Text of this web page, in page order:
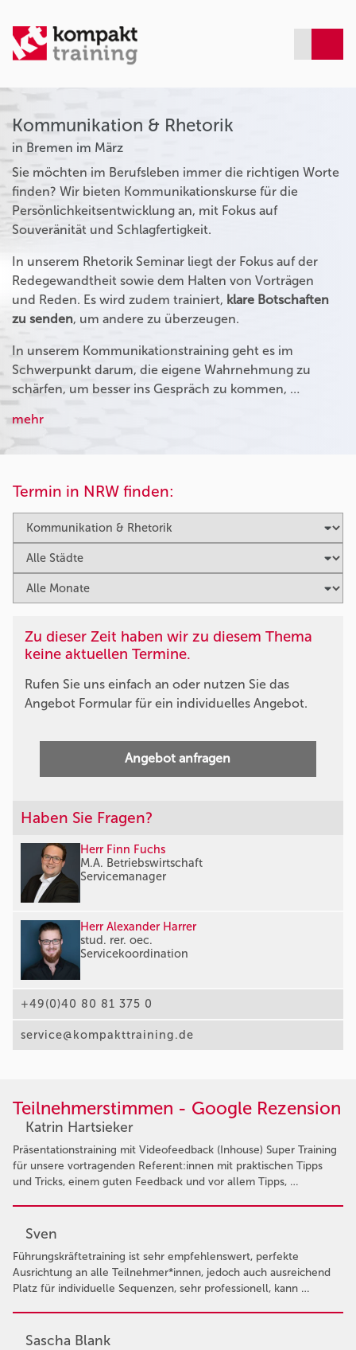
Kommunikation & Rhetorik
in Bremen im März
Sie möchten im Berufsleben immer die richtigen Worte
finden? Wir bieten Kommunikationskurse für die
Persönlichkeitsentwicklung an, mit Fokus auf
Souveränität und Schlagfertigkeit.
In unserem Rhetorik Seminar liegt der Fokus auf der
Redegewandtheit sowie dem Halten von Vorträgen
und Reden. Es wird zudem trainiert, klare Botschaften
zu senden, um andere zu überzeugen.
In unserem Kommunikationstraining geht es im
Schwerpunkt darum, die eigene Wahrnehmung zu
schärfen, um besser ins Gespräch zu kommen, …
mehr
Termin in NRW finden:
Zu dieser Zeit haben wir zu diesem Thema
keine aktuellen Termine.
Rufen Sie uns einfach an oder nutzen Sie das
Angebot Formular für ein individuelles Angebot.
Angebot anfragen
Haben Sie Fragen?
Herr Finn Fuchs
M.A. Betriebswirtschaft
Servicemanager
Herr Alexander Harrer
stud. rer. oec.
Servicekoordination
+49(0)40 80 81 375 0
service@kompakttraining.de
Teilnehmerstimmen - Google Rezension
Katrin Hartsieker
Präsentationstraining mit Videofeedback (Inhouse) Super Training
für unsere vortragenden Referent:innen mit praktischen Tipps
und Tricks, einem guten Feedback und vor allem Tipps, …
Sven
Führungskräftetraining ist sehr empfehlenswert, perfekte
Ausrichtung an alle Teilnehmer*innen, jedoch auch ausreichend
Platz für individuelle Sequenzen, sehr professionell, kann …
Sascha Blank